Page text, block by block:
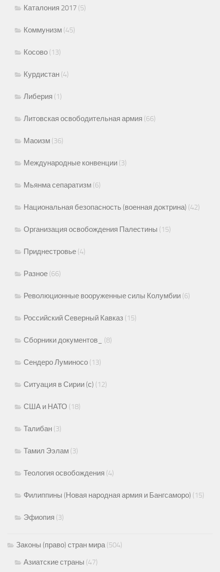
Каталония 2017 (5)
Коммунизм (45)
Косово (13)
Курдистан (4)
Либерия (1)
Литовская освободительная армия (66)
Маоизм (36)
Международные конвенции (3)
Мьянма сепаратизм (6)
Национальная безопасность (военная доктрина) (42)
Организация освобождения Палестины (15)
Приднестровье (4)
Разное (66)
Революционные вооруженные силы Колумбии (6)
Российский Северный Кавказ (15)
Сборники документов_ (8)
Сендеро Луминосо (13)
Ситуация в Сирии (с) (12)
США и НАТО (18)
Талибан (3)
Тамил Ээлам (3)
Теология освобождения (4)
Филиппины (Новая народная армия и Бангсаморо) (15)
Эфиопия (3)
Законы (право) стран мира(504)
Азиатские страны (47)